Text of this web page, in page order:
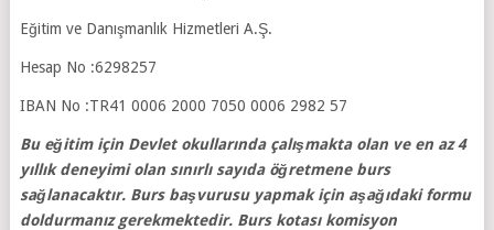
Eğitim ve Danışmanlık Hizmetleri A.Ş.
Hesap No :6298257
IBAN No :TR41 0006 2000 7050 0006 2982 57
Bu eğitim için Devlet okullarında çalışmakta olan ve en az 4
yıllık deneyimi olan sınırlı sayıda öğretmene burs
sağlanacaktır. Burs başvurusu yapmak için aşağıdaki formu
doldurmanız gerekmektedir. Burs kotası komisyon